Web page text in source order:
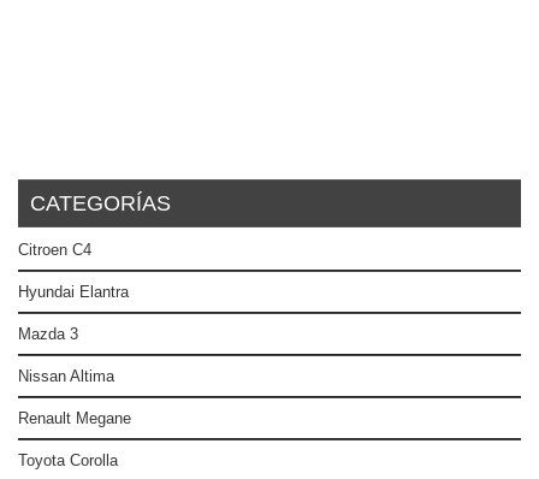
CATEGORÍAS
Citroen C4
Hyundai Elantra
Mazda 3
Nissan Altima
Renault Megane
Toyota Corolla